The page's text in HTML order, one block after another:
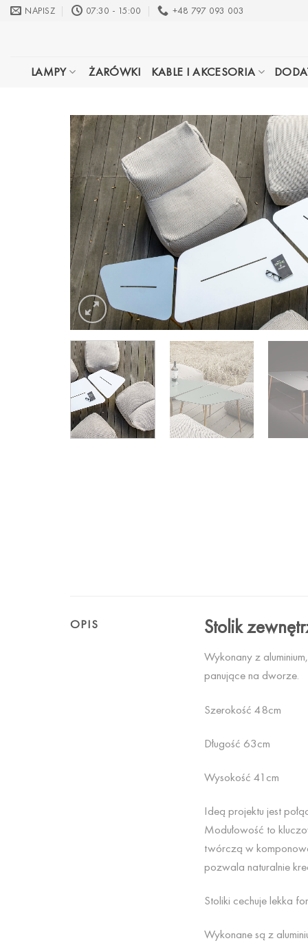
PrzewińNAPISZ 07:30 - 15:00 +48 797 093 003
LAMPY ŻARÓWKI KABLE I AKCESORIA
OPIS Stolik
Wykonany z
panujące na dworze.
Szerokość 48cm
Długość 63cm
Wysokość 41cm
Ideą projektu jest
Modułowość to
twórczą w
pozwala naturalnie
Stoliki cechuje lekka
Wykonane są z